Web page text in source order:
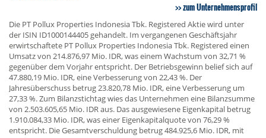
zum Unternehmensprofil
Die PT Pollux Properties Indonesia Tbk. Registered Aktie wird unter
der ISIN ID1000144405 gehandelt. Im vergangenen Geschäftsjahr
erwirtschaftete PT Pollux Properties Indonesia Tbk. Registered einen
Umsatz von 214.876,97 Mio. IDR, was einem Wachstum von 32,71 %
gegenüber dem Vorjahr entspricht. Der Betriebsgewinn belief sich auf
47.880,19 Mio. IDR, eine Verbesserung von 22,43 %. Der
Jahresüberschuss betrug 23.820,78 Mio. IDR, eine Verbesserung um
27,33 %. Zum Bilanzstichtag wies das Unternehmen eine Bilanzsumme
von 2.503.605,65 Mio. IDR aus. Das ausgewiesene Eigenkapital betrug
1.910.084,33 Mio. IDR, was einer Eigenkapitalquote von 76,29 %
entspricht. Die Gesamtverschuldung betrug 484.925,6 Mio. IDR, mit